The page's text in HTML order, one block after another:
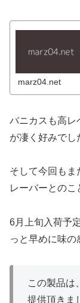
marz04.net
バニカスも高レ
が凄く好みでし
そして今回もま
レーバーとのこ
6月上旬入荷予
っと早めに味の
この製品は、
提供頂きま